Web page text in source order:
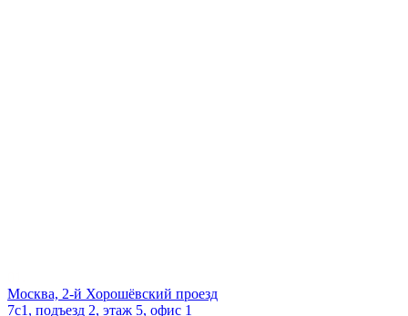
Москва, 2-й Хорошёвский проезд
7с1, подъезд 2, этаж 5, офис 1